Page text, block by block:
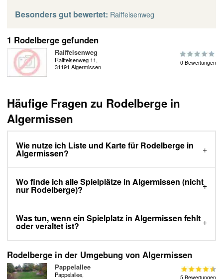
Besonders gut bewertet: Raiffeisenweg
1 Rodelberge gefunden
Raiffeisenweg
Raiffeisenweg 11,
31191 Algermissen
0 Bewertungen
Häufige Fragen zu Rodelberge in
Algermissen
Wie nutze ich Liste und Karte für Rodelberge in
Algermissen?
Wo finde ich alle Spielplätze in Algermissen (nicht
nur Rodelberge)?
Was tun, wenn ein Spielplatz in Algermissen fehlt
oder veraltet ist?
Rodelberge in der Umgebung von Algermissen
Pappelallee
Pappelallee,
5 Bewertungen